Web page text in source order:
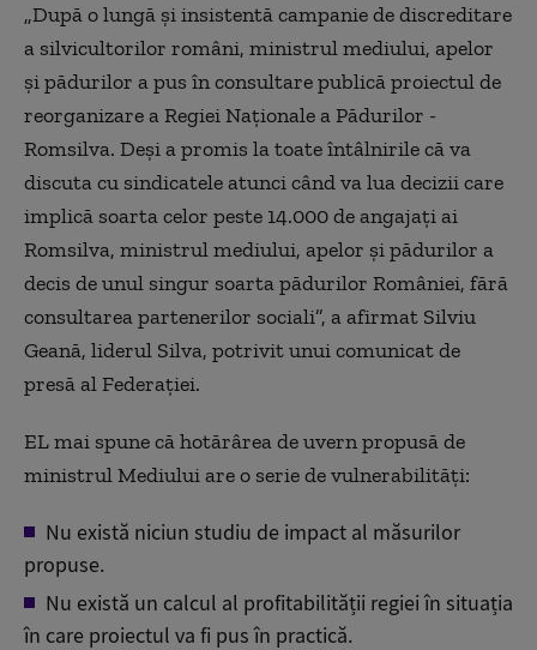
„După o lungă și insistentă campanie de discreditare
a silvicultorilor români, ministrul mediului, apelor
și pădurilor a pus în consultare publică proiectul de
reorganizare a Regiei Naționale a Pădurilor -
Romsilva. Deși a promis la toate întâlnirile că va
discuta cu sindicatele atunci când va lua decizii care
implică soarta celor peste 14.000 de angajați ai
Romsilva, ministrul mediului, apelor și pădurilor a
decis de unul singur soarta pădurilor României, fără
consultarea partenerilor sociali”, a afirmat Silviu
Geană, liderul Silva, potrivit unui comunicat de
presă al Federației.
EL mai spune că hotărârea de uvern propusă de
ministrul Mediului are o serie de vulnerabilități:
Nu există niciun studiu de impact al măsurilor
propuse.
Nu există un calcul al profitabilității regiei în situația
în care proiectul va fi pus în practică.